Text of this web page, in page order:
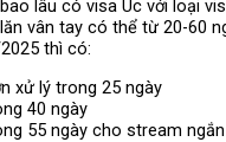
lâu có visa Úc với loại
vân tay có thể từ 20-60
thì có:
xử lý trong 25 ngày
40 ngày
55 ngày cho stream